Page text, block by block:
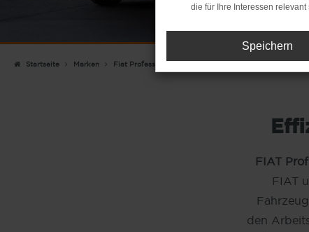
Startseite Marken Fiat Professional
FIAT
FIAT
den
die für Ihre Interessen relevant
Speichern